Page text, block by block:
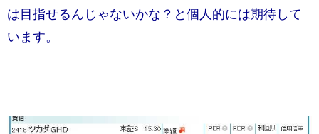
は目指せるんじゃないかな？と個人的には期待して
います。